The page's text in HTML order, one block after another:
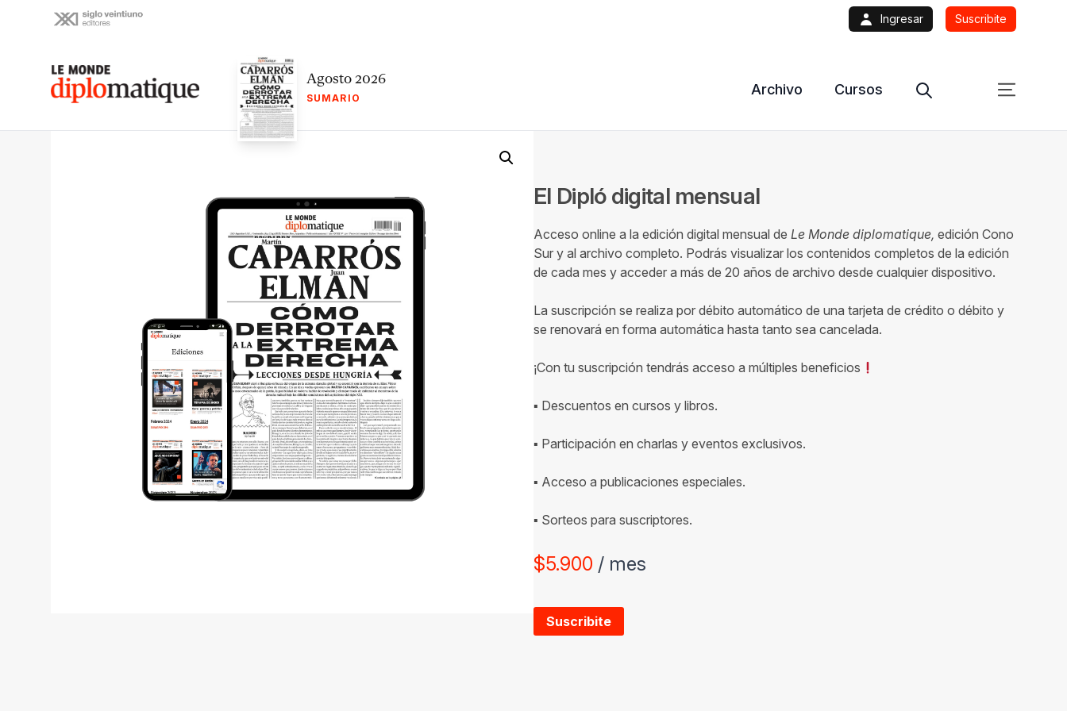
Ingresar Suscribite
Le monde diplomatique Agosto 2026
SUMARIO
Archivo Cursos
El Dipló digital mensual
Acceso online a la edición digital mensual de Le Monde diplomatique, edición Cono
Sur y al archivo completo. Podrás visualizar los contenidos completos de la edición
de cada mes y acceder a más de 20 años de archivo desde cualquier dispositivo.
La suscripción se realiza por débito automático de una tarjeta de crédito o débito y
se renovará en forma automática hasta tanto sea cancelada.
¡Con tu suscripción tendrás acceso a múltiples beneficios
▪ Descuentos en cursos y libros.
▪ Participación en charlas y eventos exclusivos.
▪ Acceso a publicaciones especiales.
▪ Sorteos para suscriptores.
$5.900 / mes
Suscribite